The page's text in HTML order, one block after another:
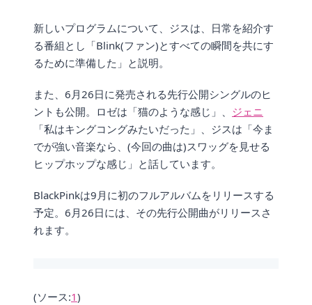
新しいプログラムについて、ジスは、日常を紹介す
る番組とし「Blink(ファン)とすべての瞬間を共にす
るために準備した」と説明。
また、6月26日に発売される先行公開シングルのヒ
ントも公開。ロゼは「猫のような感じ」、 ジェニ
「私はキングコングみたいだった」、ジスは「今ま
でが強い音楽なら、(今回の曲は)スワッグを見せる
ヒップホップな感じ」と話しています。
BlackPinkは9月に初のフルアルバムをリリースする
予定。6月26日には、その先行公開曲がリリースさ
れます。
(ソース:1)